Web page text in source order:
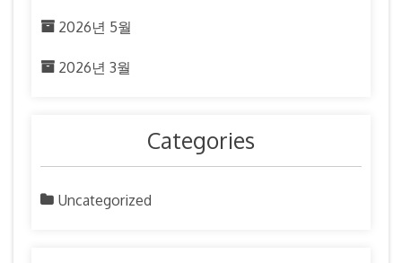
2026년 5월
2026년 3월
Categories
Uncategorized